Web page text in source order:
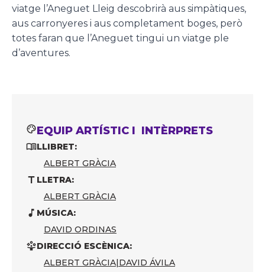
viatge l’Aneguet Lleig descobrirà aus simpàtiques,
aus carronyeres i aus completament boges, però
totes faran que l’Aneguet tingui un viatge ple
d’aventures.
EQUIP ARTÍSTIC I INTÈRPRETS
LLIBRET:
ALBERT GRÀCIA
LLETRA:
ALBERT GRÀCIA
MÚSICA:
DAVID ORDINAS
DIRECCIÓ ESCÈNICA:
ALBERT GRÀCIA|DAVID ÁVILA